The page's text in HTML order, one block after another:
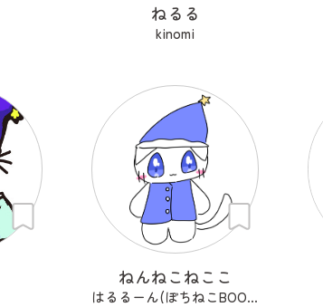
ねるる
kinomi
ねんねこねここ
はるるーん(ぽちねこBOOKS)